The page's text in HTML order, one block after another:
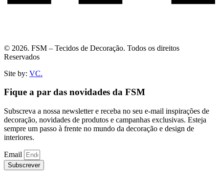
© 2026. FSM – Tecidos de Decoração. Todos os direitos
Reservados
Site by: VC.
Fique a par das novidades da FSM
Subscreva a nossa newsletter e receba no seu e-mail inspirações de
decoração, novidades de produtos e campanhas exclusivas. Esteja
sempre um passo à frente no mundo da decoração e design de
interiores.
Email
Subscrever